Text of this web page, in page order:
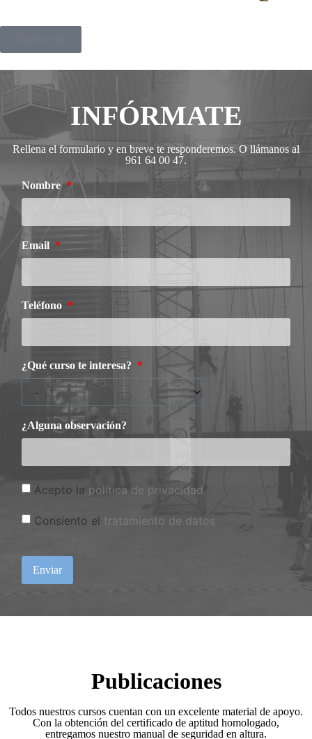
INFÓRMATE
Rellena el formulario y en breve te responderemos. O llámanos al
961 64 00 47.
Nombre
Email
Teléfono
¿Qué curso te interesa?
¿Alguna observación?
Acepto la política de privacidad
Consiento el tratamiento de datos
Enviar
Publicaciones
Todos nuestros cursos cuentan con un excelente material de apoyo.
Con la obtención del certificado de aptitud homologado,
entregamos nuestro manual de seguridad en altura.